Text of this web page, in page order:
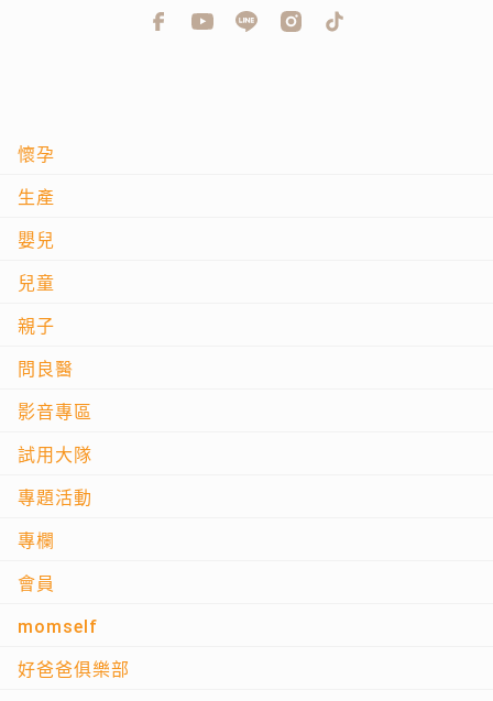
懷孕
生產
嬰兒
兒童
親子
問良醫
影音專區
試用大隊
專題活動
專欄
會員
momself
好爸爸俱樂部